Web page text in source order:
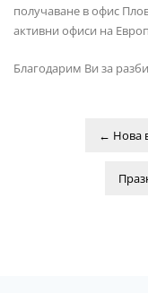
получаване в офис
активни офиси на
Благодарим Ви за
← Нова